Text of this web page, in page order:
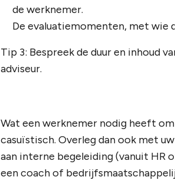
de werknemer.
De evaluatiemomenten, met wie
Tip 3: Bespreek de duur en inhoud
adviseur.
Wat een werknemer nodig heeft
casuïstisch. Overleg dan ook met
aan interne begeleiding (vanuit HR
een coach of